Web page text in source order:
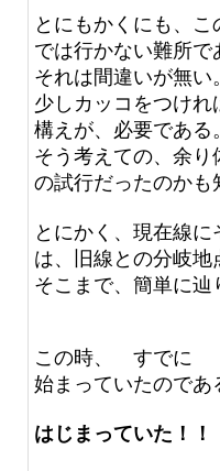
とにもかくにも、
では行かない難所で
それは間違いが無い。
少しカッコをつけ
構えが、必要である。
そう考えての、余
の試行だったのかも
とにかく、現在線
は、旧線との分岐地
そこまで、簡単に辿
この時、 すでに
始まっていたのであ
はじまっていた！！